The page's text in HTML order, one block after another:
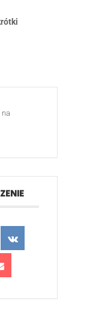
na